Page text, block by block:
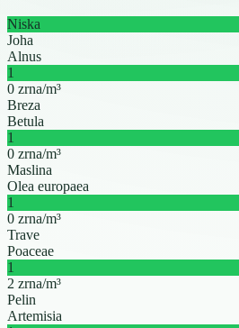
Niska
Joha
Alnus
1
0 zrna/m³
Breza
Betula
1
0 zrna/m³
Maslina
Olea europaea
1
0 zrna/m³
Trave
Poaceae
1
2 zrna/m³
Pelin
Artemisia